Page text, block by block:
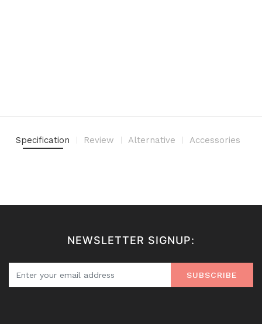
Specification Review Alternative Accessories
NEWSLETTER SIGNUP:
SUBSCRIBE